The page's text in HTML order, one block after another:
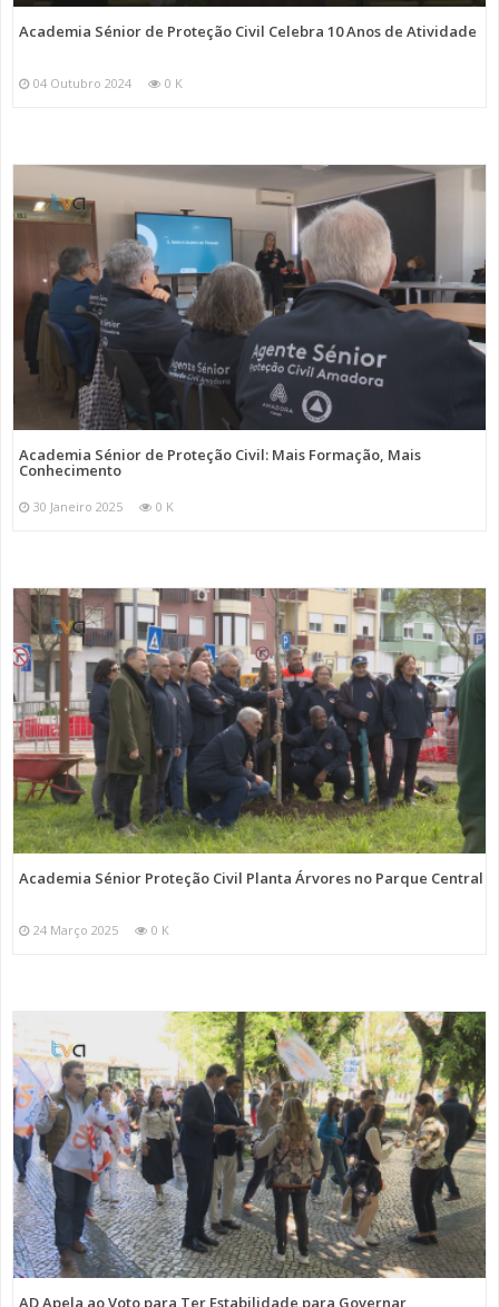
Academia Sénior de Proteção Civil Celebra 10 Anos de Atividade
04 Outubro 2024 0 K
Academia Sénior de Proteção Civil: Mais Formação, Mais
Conhecimento
30 Janeiro 2025 0 K
Academia Sénior Proteção Civil Planta Árvores no Parque Central
24 Março 2025 0 K
AD Apela ao Voto para Ter Estabilidade para Governar